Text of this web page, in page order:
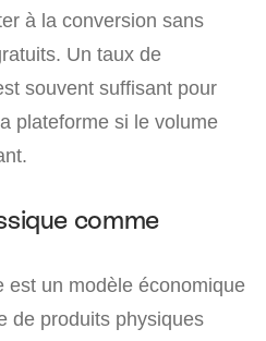
à la conversion sans
Un taux de
souvent suffisant pour
plateforme si le volume
comme
est un modèle économique
de produits physiques